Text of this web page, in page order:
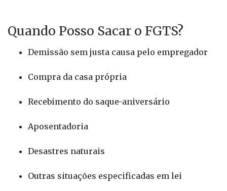
Quando Posso Sacar o FGTS?
Demissão sem justa causa pelo empregador
Compra da casa própria
Recebimento do saque-aniversário
Aposentadoria
Desastres naturais
Outras situações especificadas em lei